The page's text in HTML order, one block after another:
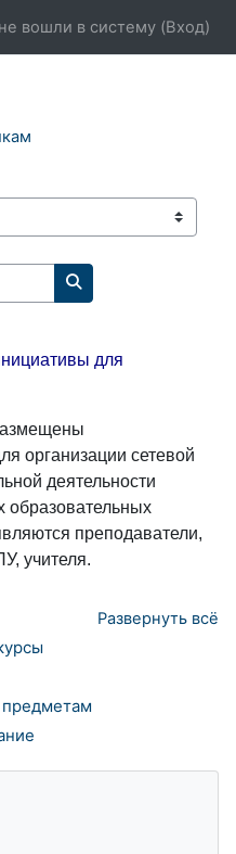
данные поисковой строки
вошли в систему (Вход)
Поиск курса
для
организации сетевой
деятельности
образовательных
преподаватели,
учителя.
Развернуть всё